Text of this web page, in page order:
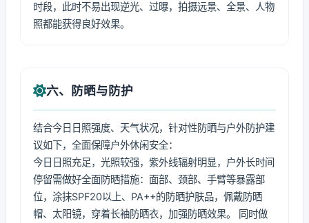
时段，此时不易出现逆光、过曝，拍摄远景、全景、人物
照都能获得良好效果。
六、防晒与防护
结合今日日照强度、天气状况，针对性防晒与户外防护建
议如下，全面保障户外休闲安全：
今日日照充足，光照较强，紫外线辐射明显，户外长时间
停留需做好全面防晒措施：面部、颈部、手臂等暴露部
位，涂抹SPF20以上、PA++的防晒护肤品，佩戴防晒
帽、太阳镜，穿着长袖防晒衣，加强防晒效果。 同时做